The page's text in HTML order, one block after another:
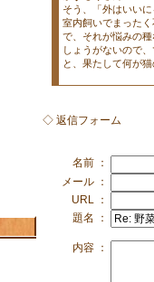
そう、「外はいい
室内飼いでまった
で、それが悩みの
しょうがないので
と、果たして何が
◇ 返信フォーム
名前 ：
メール ：
URL ：
題名 ：
内容 ：